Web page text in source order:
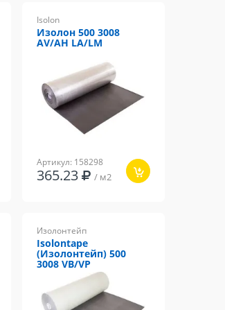
Isolon
Изолон 500 3008
AV/AH LA/LM
Артикул: 158298
365.23 / м2
Изолонтейп
Isolontape
(Изолонтейп) 500
3008 VB/VP